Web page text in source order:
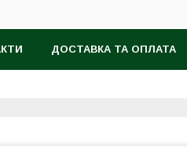
ДОСТАВКА ТА ОПЛАТА